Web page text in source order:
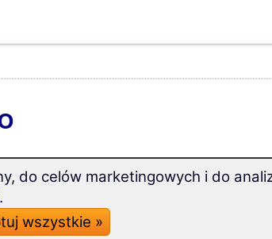
do celów marketingowych i do
.
wszystkie »